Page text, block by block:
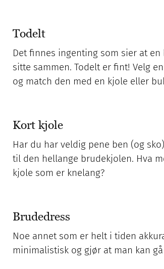
Todelt
Det finnes ingenting som sier at
sitte sammen. Todelt er fint! Velg
og match den med en kjole eller
Kort kjole
Har du har veldig pene ben (og
til den hellange brudekjolen. Hva
kjole som er knelang?
Brudedress
Noe annet som er helt i tiden
minimalistisk og gjør at man kan